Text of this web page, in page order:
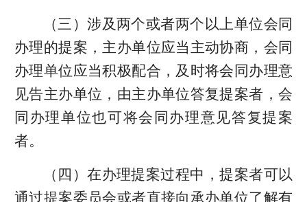
（三）涉及两个或者两个以上单位会同
办理的提案，主办单位应当主动协商，会同
办理单位应当积极配合，及时将会同办理意
见告主办单位，由主办单位答复提案者，会
同办理单位也可将会同办理意见答复提案
者。
（四）在办理提案过程中，提案者可以
通过提案委员会或者直接向承办单位了解有